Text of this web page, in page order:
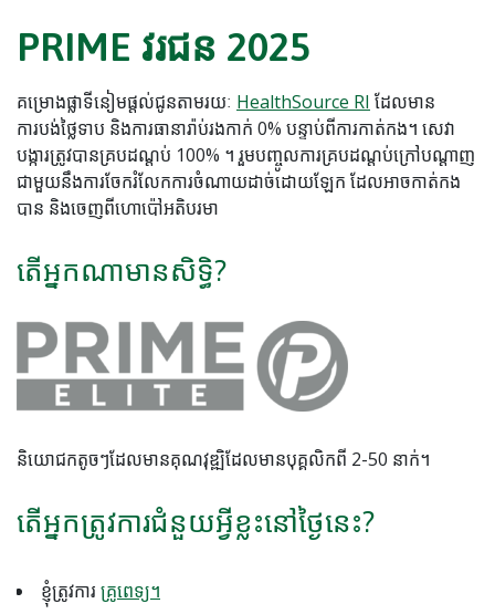
PRIME វរជន 2025
គម្រោងផ្លាទីនៀមផ្តល់ជូនតាមរយៈ HealthSource RI ដែលមាន
ការបង់ថ្លៃទាប និងការធានារ៉ាប់រងកាក់ 0% បន្ទាប់ពីការកាត់កង។ សេវា
បង្ការត្រូវបានគ្របដណ្តប់ 100% ។ រួមបញ្ចូលការគ្របដណ្តប់ក្រៅបណ្តាញ
ជាមួយនឹងការចែករំលែកការចំណាយដាច់ដោយឡែក ដែលអាចកាត់កង
បាន និងចេញពីហោប៉ៅអតិបរមា
តើអ្នកណាមានសិទ្ធិ?
និយោជកតូចៗដែលមានគុណវុឌ្ឍិដែលមានបុគ្គលិកពី 2-50 នាក់។
តើអ្នកត្រូវការជំនួយអ្វីខ្លះនៅថ្ងៃនេះ?
ខ្ញុំត្រូវការ គ្រូពេទ្យ។